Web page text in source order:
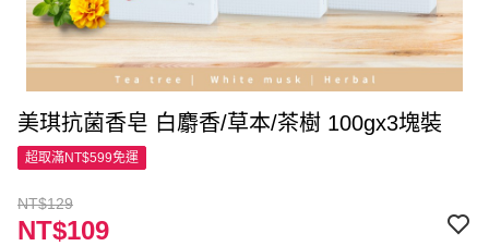
美琪抗菌香皂 白麝香/草本/茶樹 100gx3塊裝
超取滿NT$599免運
NT$129
NT$109